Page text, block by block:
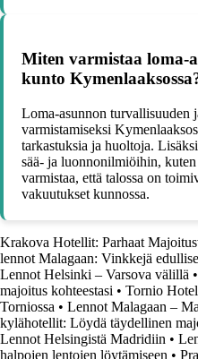
Miten varmistaa loma-
kunto
Loma-asunnon turvallisuuden
varmistamiseksi
tarkastuksia ja huoltoja.
sää- ja luonnonilmiöihin,
varmistaa, että talossa on
vakuutukset kunnossa.
Krakova Hotellit: Parhaat
lennot Malagaan: Vinkkejä
Lennot Helsinki – Varsova välillä •
majoitus kohteestasi • Tornio
Torniossa • Lennot Malagaan –
kylähotellit: Löydä täydellinen
Lennot Helsingistä Madridiin •
halpojen lentojen löytämiseen •